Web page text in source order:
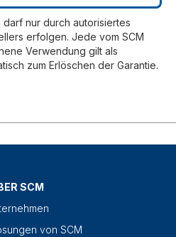
darf nur durch autorisiertes
erfolgen. Jede vom SCM
Verwendung gilt als
zum Erlöschen der Garantie.
SCM
von SCM